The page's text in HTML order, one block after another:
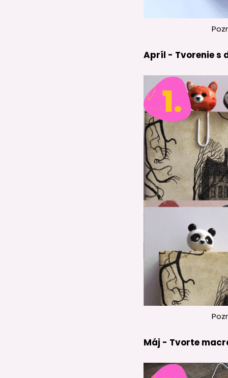
Apríl - Tvorenie s
Máj - Tvorte